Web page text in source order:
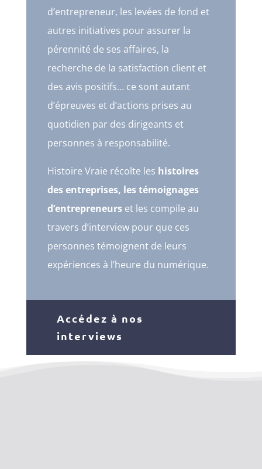
d’entrepreneur, les levées de fond et
autres initiatives pour assurer la
pérennité de ses affaires, la
recherche de la satisfaction client et
des avis positifs… ce sont autant
d’épreuves et d’actions prises au
quotidien par des dirigeants et
personnes à responsabilité.
Histoire Vraie récolte les histoires
des entreprises, les témoignages
d’entrepreneurset les compile au
travers d’interview pour que ces
personnes témoignent de leurs
expériences à l’heure du numérique.
Accédez à nos
interviews